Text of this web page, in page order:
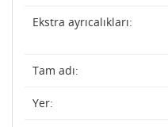
Ekstra ayrıcalıkları:
Tam adı:
Yer: